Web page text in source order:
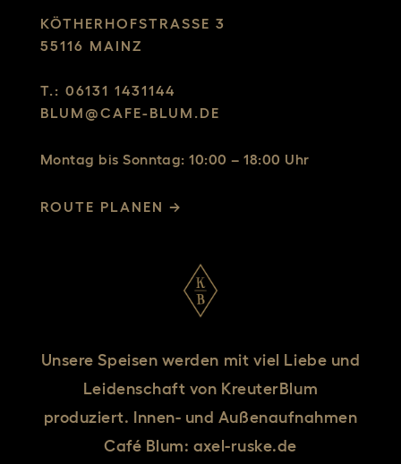
KÖTHERHOFSTRASSE 3
55116 MAINZ
T.: 06131 1431144
BLUM@CAFE-BLUM.DE
Montag bis Sonntag: 10:00 – 18:00 Uhr
ROUTE PLANEN →
Unsere Speisen werden mit viel Liebe und
Leidenschaft von KreuterBlum
produziert. Innen- und Außenaufnahmen
Café Blum: axel-ruske.de